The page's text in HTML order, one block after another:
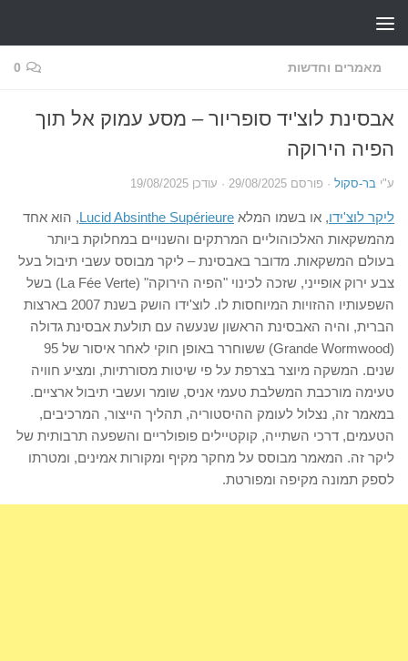
מאמרים וחדשות 0
אבסינת לוצ'יד סופריור – מסע עמוק אל תוך
הפיה הירוקה
ע"י בר-סקול · פורסם 29/08/2025 · עודכן 19/08/2025
ליקר לוצ'ידו, או בשמו המלא Lucid Absinthe Supérieure, הוא אחד
מהמשקאות האלכוהוליים המרתקים והשנויים במחלוקת ביותר
בעולם המשקאות. מדובר באבסינת – ליקר מבוסס עשבי תיבול בעל
צבע ירוק אופייני, שזכה לכינוי "הפיה הירוקה" (La Fée Verte) בשל
השפעותיו ההזויות המיוחסות לו. לוצ'ידו הושק בשנת 2007 בארצות
הברית, והיה האבסינת הראשון שנעשה עם תולעת אבסינת גדולה
(Grande Wormwood) ששוחרר באופן חוקי לאחר איסור של 95
שנים. המשקה מיוצר בצרפת על פי שיטות מסורתיות, ומציע חוויה
טעימה מורכבת המשלבת טעמי אניס, שומר ועשבי תיבול ארציים.
במאמר זה, נצלול לעומק ההיסטוריה, תהליך הייצור, המרכיבים,
הטעמים, דרכי השתייה, קוקטיילים פופולריים והשפעה תרבותית של
ליקר זה. המאמר מבוסס על מחקר מקיף ומקורות אמינים, ומטרתו
לספק תמונה מקיפה ומפורטת.